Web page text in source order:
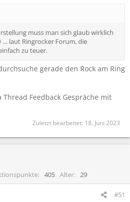
muss man sich glaub wirklich
laut Ringrocker Forum, die
zu teuer.
gerade den Rock am Ring
Thread Feedback Gespräche mit
Zuletzt bearbeitet: 18. Juni 2023
405 Alter 29
#51